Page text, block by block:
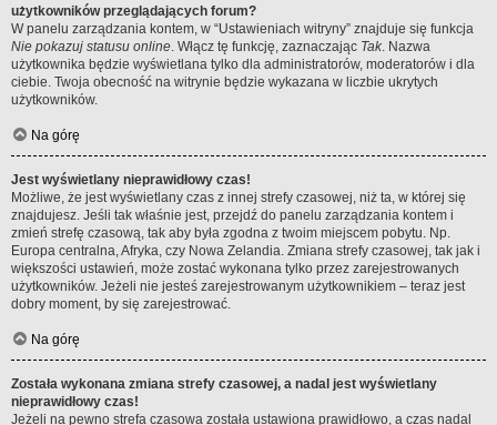
użytkowników przeglądających forum?
W panelu zarządzania kontem, w “Ustawieniach witryny” znajduje się funkcja
Nie pokazuj statusu online. Włącz tę funkcję, zaznaczając Tak. Nazwa
użytkownika będzie wyświetlana tylko dla administratorów, moderatorów i dla
ciebie. Twoja obecność na witrynie będzie wykazana w liczbie ukrytych
użytkowników.
Na górę
Jest wyświetlany nieprawidłowy czas!
Możliwe, że jest wyświetlany czas z innej strefy czasowej, niż ta, w której się
znajdujesz. Jeśli tak właśnie jest, przejdź do panelu zarządzania kontem i
zmień strefę czasową, tak aby była zgodna z twoim miejscem pobytu. Np.
Europa centralna, Afryka, czy Nowa Zelandia. Zmiana strefy czasowej, tak jak i
większości ustawień, może zostać wykonana tylko przez zarejestrowanych
użytkowników. Jeżeli nie jesteś zarejestrowanym użytkownikiem – teraz jest
dobry moment, by się zarejestrować.
Na górę
Została wykonana zmiana strefy czasowej, a nadal jest wyświetlany
nieprawidłowy czas!
Jeżeli na pewno strefa czasowa została ustawiona prawidłowo, a czas nadal